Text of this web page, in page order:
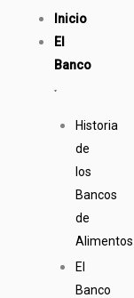
Inicio
El
Banco
Historia
de
los
Bancos
de
Alimentos
El
Banco